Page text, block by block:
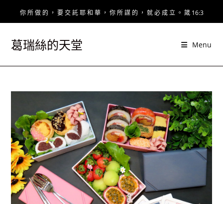
你 所 做 的 ， 要 交 託 耶 和 華 ， 你 所 謀 的 ， 就 必 成 立 。 箴 16:3
葛瑞絲的天堂 Menu